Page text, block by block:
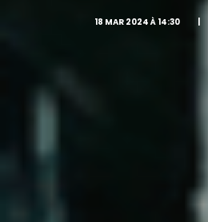
18 MAR 2024 À 14:30